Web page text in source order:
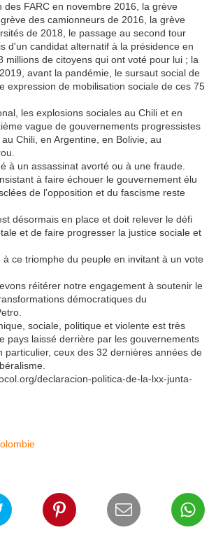
des FARC en novembre 2016, la grève
des camionneurs de 2016, la grève
de 2018, le passage au second tour
d'un candidat alternatif à la présidence en
millions de citoyens qui ont voté pour lui ; la
avant la pandémie, le sursaut social de
expression de mobilisation sociale de ces 75
les explosions sociales au Chili et en
vague de gouvernements progressistes
Chili, en Argentine, en Bolivie, au
à un assassinat avorté ou à une fraude.
à faire échouer le gouvernement élu
de l'opposition et du fascisme reste
désormais en place et doit relever le défi
et de faire progresser la justice sociale et
à ce triomphe du peuple en invitant à un vote
réitérer notre engagement à soutenir le
démocratiques du
sociale, politique et violente est très
pays laissé derrière par les gouvernements
particulier, ceux des 32 dernières années de
declaracion-politica-de-la-lxx-junta-